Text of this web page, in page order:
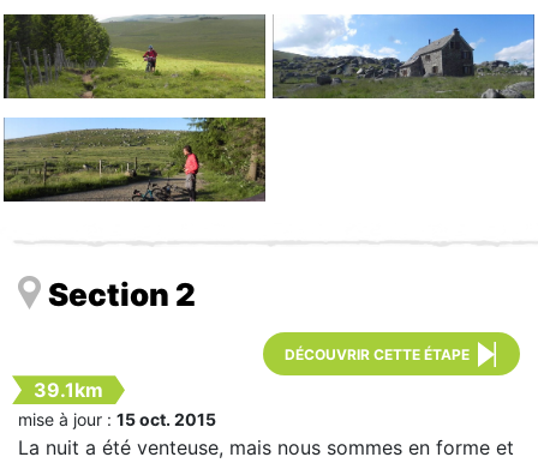
Section 2
DÉCOUVRIR CETTE ÉTAPE
39.1km
mise à jour : 15 oct. 2015
La nuit a été venteuse, mais nous sommes en forme et